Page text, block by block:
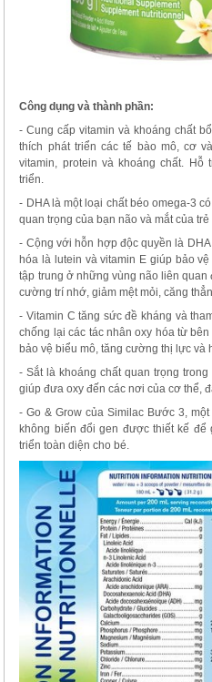
Công dụng và thành phần:
- Cung cấp vitamin và khoáng chất
thích phát triển các tế bào mô, cơ
vitamin, protein và khoáng chất.
triển.
- DHA là một loại chất béo omega-3
quan trọng của bạn não và mắt của
- Cộng với hỗn hợp độc quyền là
hóa là lutein và vitamin E giúp bảo
tập trung ở những vùng não liên quan
cường trí nhớ, giảm mệt mỏi, căng
- Vitamin C tăng sức đề kháng và
chống lại các tác nhân oxy hóa từ
bảo vệ biểu mô, tăng cường thị lực và
- Sắt là khoáng chất quan trọng
giúp đưa oxy đến các nơi của cơ thể,
- Go & Grow của Similac Bước 3,
không biến đổi gen được thiết kế
triển toàn diện cho bé.